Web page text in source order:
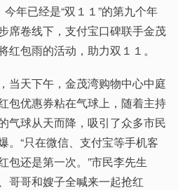
年已经是“双１１”的第九个年
席卷线下，支付宝口碑联手金茂
包雨的活动，助力双１１。
当天下午，金茂湾购物中心中庭
包优惠券粘在气球上，随着主持
气球从天而降，吸引了众多市民
。“只在微信、支付宝等手机客
包还是第一次。”市民李先生
哥哥和嫂子全喊来一起抢红